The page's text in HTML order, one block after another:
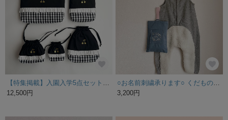
12,500円
3,200円